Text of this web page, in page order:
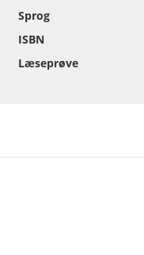
Sprog
ISBN
Læseprøve